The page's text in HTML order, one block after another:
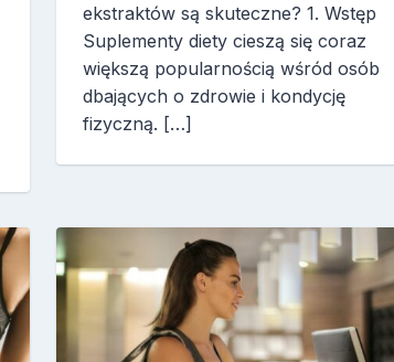
ekstraktów są skuteczne? 1. Wstęp
Suplementy diety cieszą się coraz
większą popularnością wśród osób
dbających o zdrowie i kondycję
fizyczną. […]